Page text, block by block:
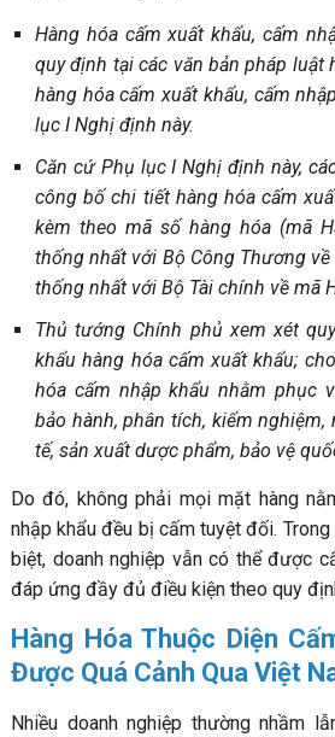
Hàng hóa cấm xuất khẩu, cấm
quy định tại các văn bản pháp luật
hàng hóa cấm xuất khẩu, cấm
lục I Nghị định này.
Căn cứ Phụ lục I Nghị định này,
công bố chi tiết hàng hóa cấm
kèm theo mã số hàng hóa (mã
thống nhất với Bộ Công Thương
thống nhất với Bộ Tài chính về mã
Thủ tướng Chính phủ xem xét
khẩu hàng hóa cấm xuất khẩu;
hóa cấm nhập khẩu nhằm phục
bảo hành, phân tích, kiểm
tế, sản xuất dược phẩm, bảo vệ
Do đó, không phải mọi mặt hàng
nhập khẩu đều bị cấm tuyệt đối.
biệt, doanh nghiệp vẫn có thể được
đáp ứng đầy đủ điều kiện theo quy
Hàng Hóa Thuộc Diện
Được Quá Cảnh Qua Việt
Nhiều doanh nghiệp thường nhầm